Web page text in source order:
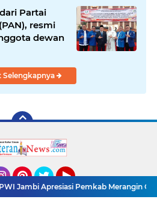
Partai
resmi
dewan
Selengkapnya
Pinterest
TwitterYouTube
Jambi Apresiasi Pemkab Merangin Gelar